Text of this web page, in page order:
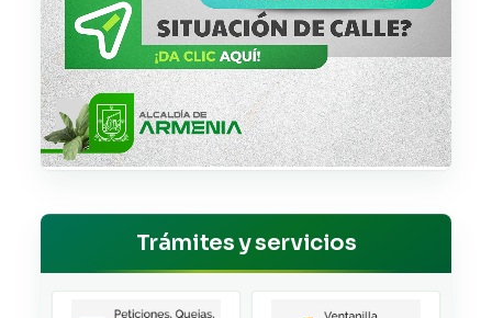
Trámites y servicios